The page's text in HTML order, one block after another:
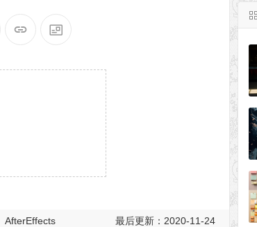
AfterEffects 最后更新：2020-11-24